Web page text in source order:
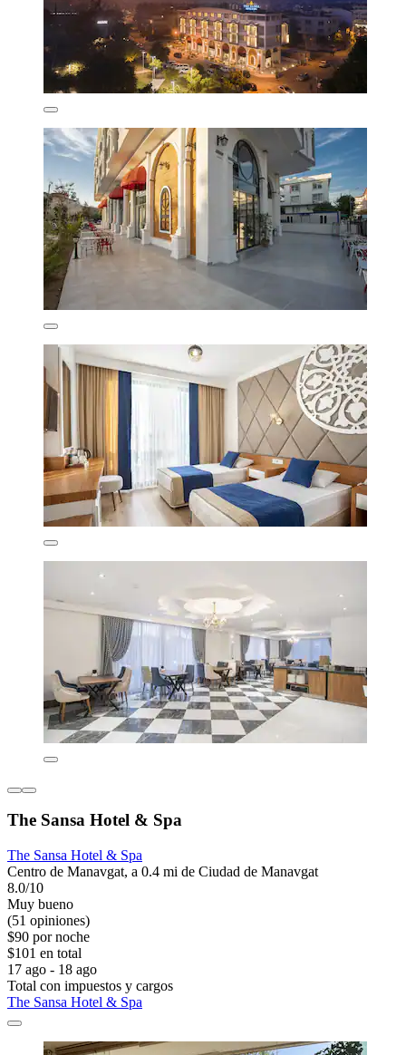
The Sansa Hotel & Spa
The Sansa Hotel & Spa
Centro de Manavgat, a 0.4 mi de Ciudad de Manavgat
8.0/10
Muy bueno
(51 opiniones)
$90 por noche
$101 en total
17 ago - 18 ago
Total con impuestos y cargos
The Sansa Hotel & Spa